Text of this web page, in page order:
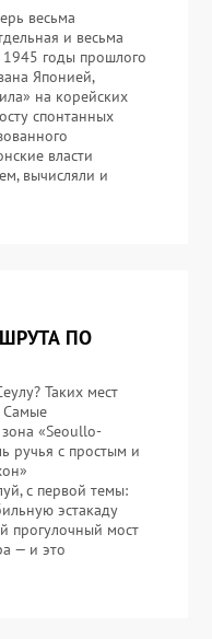
весьма
и весьма
1945 годы прошлого
Японией,
на корейских
спонтанных
власти
вычисляли и
ПО
Таких мест
Самые
«Seoullo-
ручья с простым и
с первой темы:
эстакаду
прогулочный мост
— и это